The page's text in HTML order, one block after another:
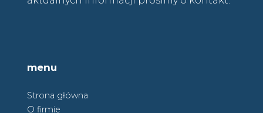
menu
Strona główna
O firmie